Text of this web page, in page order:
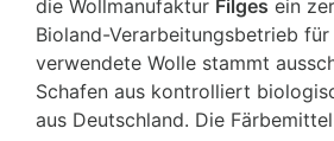
die Wollmanufaktur Filges ein
Bioland-Verarbeitungsbetrieb
verwendete Wolle stammt
Schafen aus kontrolliert
aus Deutschland. Die